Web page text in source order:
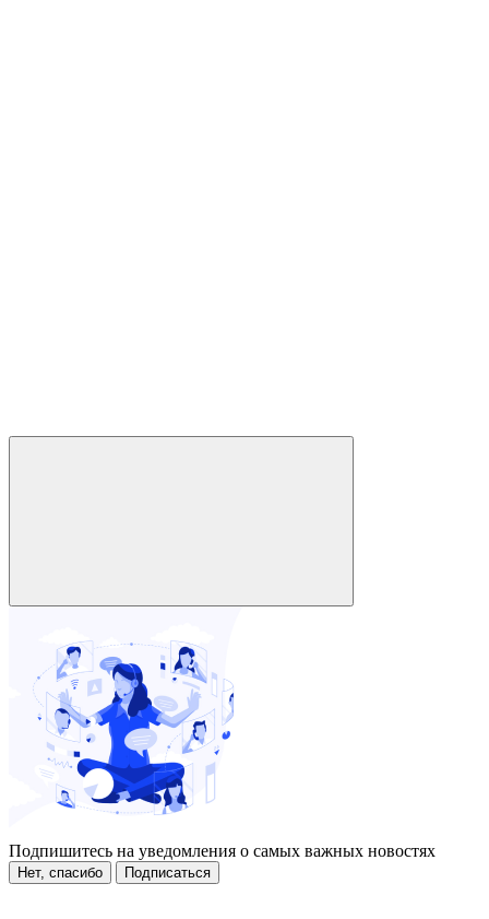
Подпишитесь на уведомления о самых важных новостях
Нет, спасибо Подписаться